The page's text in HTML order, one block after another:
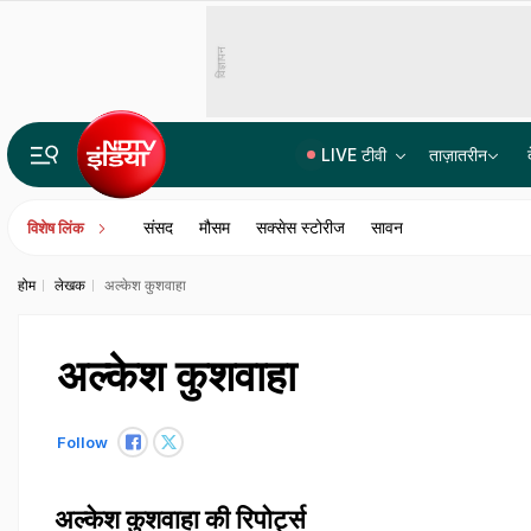
विज्ञापन
LIVE टीवी ताज़ातरीन
विशेष लिंक संसद मौसम सक्सेस स्टोरीज सावन
होम लेखक अल्केश कुशवाहा
अल्केश कुशवाहा
Follow
अल्केश कुशवाहा की रिपोर्ट्स